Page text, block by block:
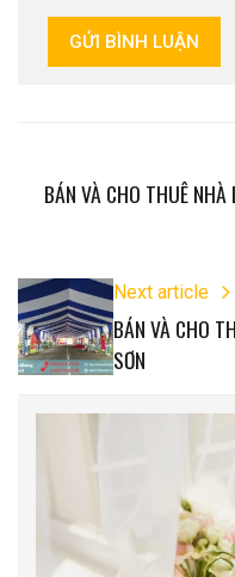
GỬI BÌNH LUẬN
BÁN VÀ CHO THUÊ
Next article
BÁN VÀ CHO
SƠN